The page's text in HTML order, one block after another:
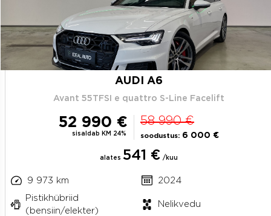
AUDI A6
Avant 55TFSI e quattro S-Line Facelift
52 990 €
sisaldab KM 24%
58 990 €
soodustus: 6 000 €
alates 541 € /kuu
9 973 km
2024
Pistikhübriid
(bensiin/elekter)
Nelikvedu